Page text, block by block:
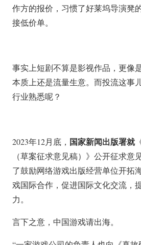
作方的报价，习惯了好莱坞导演凳
接低价单。
事实上短剧不算是影视作品，更像
本质上还是流量生意。而投流这事
行业熟悉呢？
2023年12月底， 国家新闻出版署就
（草案征求意见稿）》公开征求意
了鼓励网络游戏出版经营单位开拓
戏国际合作，促进国际文化交流，
力。
言下之意，中国游戏请出海。